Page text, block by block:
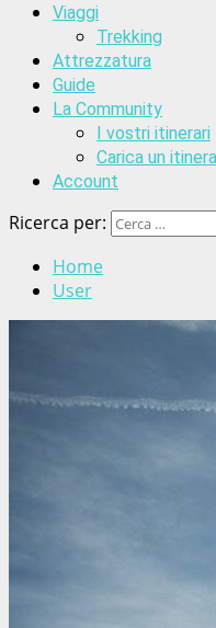
Viaggi
Trekking
Attrezzatura
Guide
La Community
I vostri itinerari
Carica un
Account
Ricerca per:
Home
User